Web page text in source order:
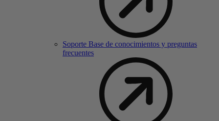
Soporte Base de conocimientos y preguntas
frecuentes